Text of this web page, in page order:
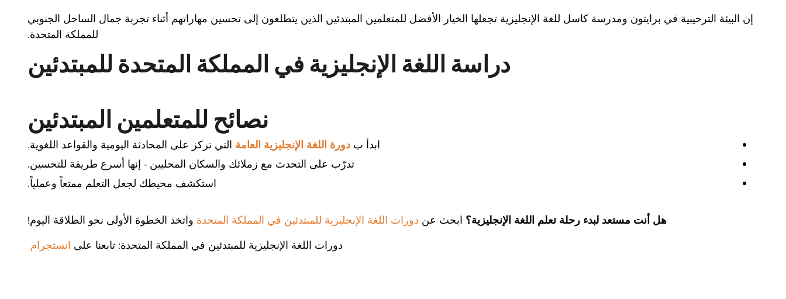
إن البيئة الترحيبية في برايتون ومدرسة كاسل للغة الإنجليزية تجعلها الخيار الأفضل للمتعلمين المبتدئين الذين يتطلعون إلى تحسين مهاراتهم أثناء تجربة جمال الساحل الجنوبي
للمملكة المتحدة.
دراسة اللغة الإنجليزية في المملكة المتحدة للمبتدئين
نصائح للمتعلمين المبتدئين
ابدأ ب دورة اللغة الإنجليزية العامة التي تركز على المحادثة اليومية والقواعد اللغوية.
تدرّب على التحدث مع زملائك والسكان المحليين - إنها أسرع طريقة للتحسين.
استكشف محيطك لجعل التعلم ممتعاً وعملياً.
هل أنت مستعد لبدء رحلة تعلم اللغة الإنجليزية؟ ابحث عن دورات اللغة الإنجليزية للمبتدئين في المملكة المتحدة واتخذ الخطوة الأولى نحو الطلاقة اليوم!
دورات اللغة الإنجليزية للمبتدئين في المملكة المتحدة: تابعنا على انستجرام